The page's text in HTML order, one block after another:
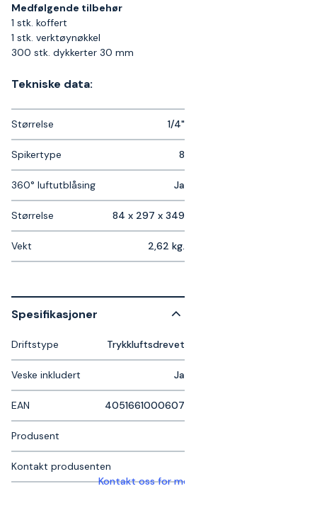
Medfølgende tilbehør
1 stk. koffert
1 stk. verktøynøkkel
300 stk. dykkerter 30 mm
Tekniske data:
Størrelse 1/4"
Spikertype 8
360° luftutblåsing Ja
Størrelse 84 x 297 x 349
Vekt 2,62 kg.
Spesifikasjoner
Driftstype Trykkluftsdrevet
Veske inkludert Ja
EAN 4051661000607
Produsent
Kontakt produsenten
Kontakt oss for mer informasjon